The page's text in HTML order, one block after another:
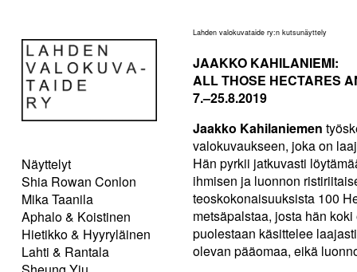
Näyttelyt
Shia Rowan Conlon
Mika Taanila
Aphalo & Koistinen
Hietikko & Hyyryläinen
Lahti & Rantala
Lahden valokuvataide ry:n kutsunäyttely
JAAKKO KAHILANIEMI:
ALL THOSE HECTARES
7.–25.8.2019
Jaakko Kahilaniemen
valokuvaukseen, joka on
Hän pyrkii jatkuvasti
ihmisen ja luonnon
teoskokonaisuuksista 100
metsäpalstaa, josta hän
puolestaan käsittelee
olevan pääomaa, eikä